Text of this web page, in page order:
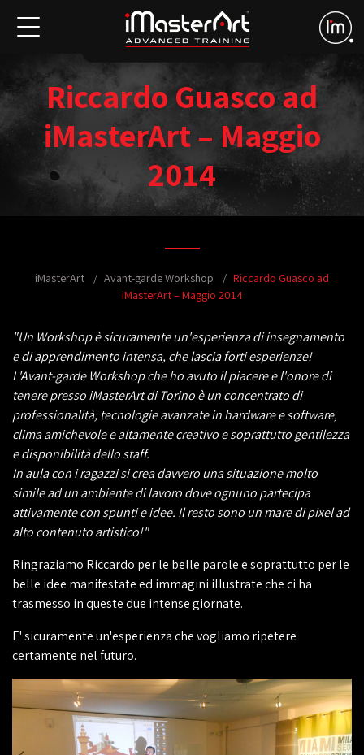
Riccardo Guasco ad
iMasterArt – Maggio
2014
iMasterArt Avant-garde Workshop
Riccardo Guasco ad
iMasterArt – Maggio 2014
"Un Workshop è sicuramente un'esperienza di insegnamento
e di apprendimento intensa, che lascia forti esperienze!
L'Avant-garde Workshop che ho avuto il piacere e l'onore di
tenere presso iMasterArt di Torino è un concentrato di
professionalità, tecnologie avanzate in hardware e software,
clima amichevole e altamente creativo e soprattutto gentilezza
e disponibilità dello staff.
In aula con i ragazzi si crea davvero una situazione molto
simile ad un ambiente di lavoro dove ognuno partecipa
attivamente con spunti e idee. Il resto sono un mare di pixel ad
alto contenuto artistico!"
Ringraziamo Riccardo per le belle parole e soprattutto per le
belle idee manifestate ed immagini illustrate che ci ha
trasmesso in queste due intense giornate.
E' sicuramente un'esperienza che vogliamo ripetere
certamente nel futuro.